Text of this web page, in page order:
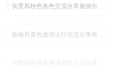
实景风粉色灰色交流分享旅游出行类小红书封面
插画风黄色旅游出行交流分享南京必去的旅游路线小红书封面